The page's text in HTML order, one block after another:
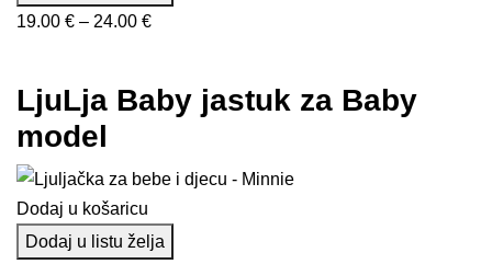
19.00 € – 24.00 €Raspon
19.00 €
24.00 €
LjuLja Baby jastuk za Baby
model
Dodaj u košaricu
Dodaj u listu želja